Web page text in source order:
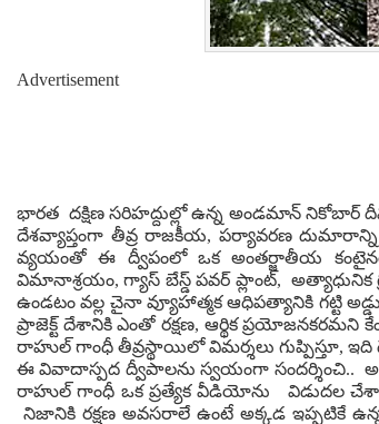
Advertisement
భారత దక్షిణ సరిహద్దుల్లో ఉన్న అండమాన్ నికోబార్
దేశవ్యాప్తంగా తీవ్ర రాజకీయ, పర్యావరణ దుమారాన్ని
వ్యయంతో ఈ ద్వీపంలో ఒక అంతర్జాతీయ
విమానాశ్రయం, గ్యాస్ బేస్డ్ పవర్ ప్లాంట్, అత్యాధునిక
ఉండటం వల్ల చైనా వ్యూహాత్మక ఆధిపత్యానికి
ప్రాజెక్ట్ దేశానికి ఎంతో రక్షణ, ఆర్థిక ప్రయోజనకరమని
రాహుల్ గాంధీ తీవ్రస్థాయిలో విమర్శలు గుప్పిస్తూ,
ఈ వివాదాస్పద ద్వీపాలను స్వయంగా సందర్శించి..
రాహుల్ గాంధీ ఒక ప్రత్యేక వీడియోను విడుదల చేశారు.
నిజానికి రక్షణ అవసరాలే ఉంటే అక్కడ ఇప్పటికే